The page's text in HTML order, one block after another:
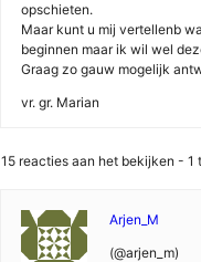
opschieten.
Maar kunt u mij vertellenb
beginnen maar ik wil wel
Graag zo gauw mogelijk
vr. gr. Marian
15 reacties aan het bekijken - 1
Arjen_M
(@arjen_m)